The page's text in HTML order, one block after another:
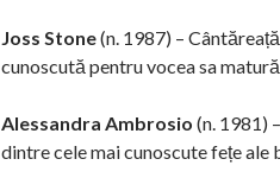
Joss Stone(n. 1987) –
cunoscută pentru vocea sa
Alessandra Ambrosio (n. 1981)
dintre cele mai cunoscute fețe ale